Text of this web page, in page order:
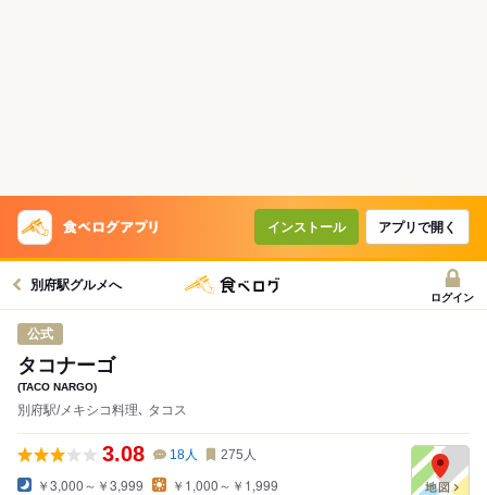
インストール アプリで開く
別府駅グルメへ
ログイン
公式
タコナーゴ
(TACO NARGO)
別府駅/メキシコ料理､ タコス
3.08 18人 275 人
￥3,000～￥3,999
￥1,000～￥1,999